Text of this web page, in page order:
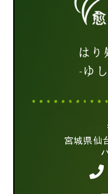
は
-ゆ
宮城県仙